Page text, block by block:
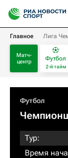
Главное Лига
Матч-
центр
Футбол
2-й тайм
Футбол
Тур:
Время